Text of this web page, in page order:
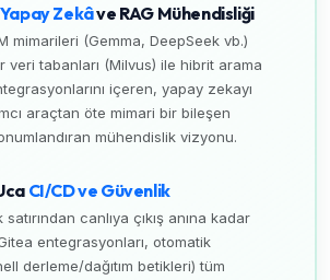
Zekâve RAG Mühendisliği
mimarileri (Gemma, DeepSeek vb.)
veri tabanları (Milvus) ile hibrit arama
içeren, yapay zekayı
araçtan öte mimari bir bileşen
mühendislik vizyonu.
CI/CD ve Güvenlik
satırından canlıya çıkış anına kadar
entegrasyonları, otomatik
derleme/dağıtım betikleri) tüm